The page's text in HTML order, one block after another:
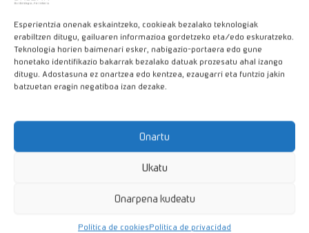
Esperientzia onenak eskaintzeko, cookieak bezalako teknologiak
erabiltzen ditugu, gailuaren informazioa gordetzeko eta/edo eskuratzeko.
Teknologia horien baimenari esker, nabigazio-portaera edo gune
honetako identifikazio bakarrak bezalako datuak prozesatu ahal izango
ditugu. Adostasuna ez onartzea edo kentzea, ezaugarri eta funtzio jakin
batzuetan eragin negatiboa izan dezake.
Onartu
Ukatu
Onarpena kudeatu
Política de cookiesPolítica de privacidad
Se cuelga fácilmente en el tendedero con el mosquetón que
tiene incorporado. Resulta muy duradero aunque esté en el
exterior.
Lo tenemos en color negro, gris y verde
Productos relacionados